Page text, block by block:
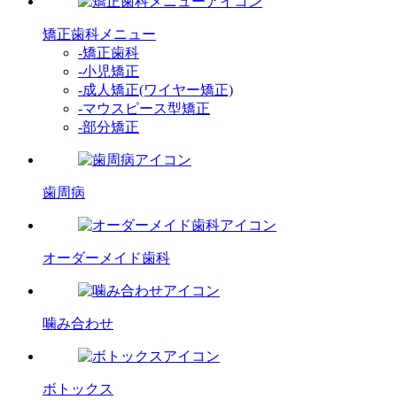
矯正歯科メニュー
-矯正歯科
-小児矯正
-成人矯正(ワイヤー矯正)
-マウスピース型矯正
-部分矯正
歯周病
オーダーメイド歯科
噛み合わせ
ボトックス